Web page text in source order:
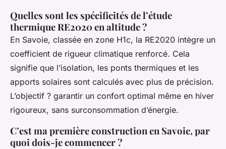
Quelles sont les spécificités de l’étude
thermique RE2020 en altitude ?
En Savoie, classée en zone H1c, la RE2020 intègre un
coefficient de rigueur climatique renforcé. Cela
signifie que l’isolation, les ponts thermiques et les
apports solaires sont calculés avec plus de précision.
L’objectif ? garantir un confort optimal même en hiver
rigoureux, sans surconsommation d’énergie.
C’est ma première construction en Savoie, par
quoi dois-je commencer ?